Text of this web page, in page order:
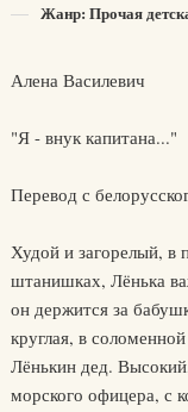
Жанр: Прочая
Алена Василевич
"Я - внук капитана..."
Перевод с
Худой и загорелый, в
штанишках, Лёнька
он держится за
круглая, в
Лёнькин дед.
морского офицера, с